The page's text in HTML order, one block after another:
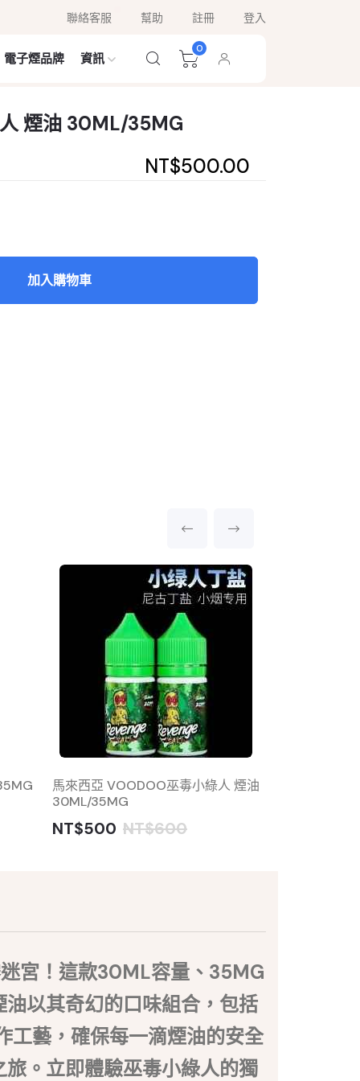
聯絡客服 幫助 註冊 登入
電子煙品牌 資訊
0
煙油 30ML/35MG
NT$500.00
加入購物車
馬來西亞 VOODOO巫毒小綠人 煙油
30ML/35MG
NT$500 NT$600
宮！這款30ML容量、35MG
以其奇幻的口味組合，包括
工藝，確保每一滴煙油的安全
。立即體驗巫毒小綠人的獨